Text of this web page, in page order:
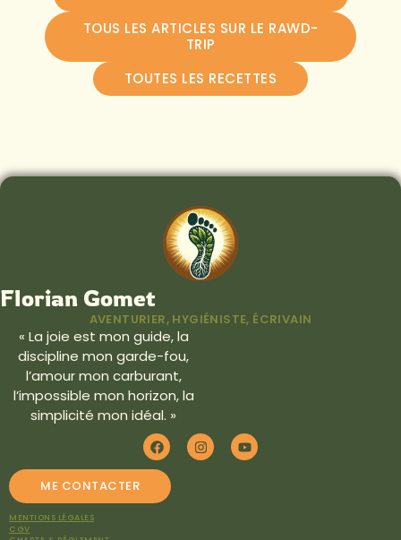
TOUS LES ARTICLES SUR LE RAWD-
TRIP
TOUTES LES RECETTES
Florian Gomet
AVENTURIER, HYGIÉNISTE, ÉCRIVAIN
« La joie est mon guide, la
discipline mon garde-fou,
l’amour mon carburant,
l’impossible mon horizon, la
simplicité mon idéal. »
ME CONTACTER
MENTIONS LÉGALES
CGV